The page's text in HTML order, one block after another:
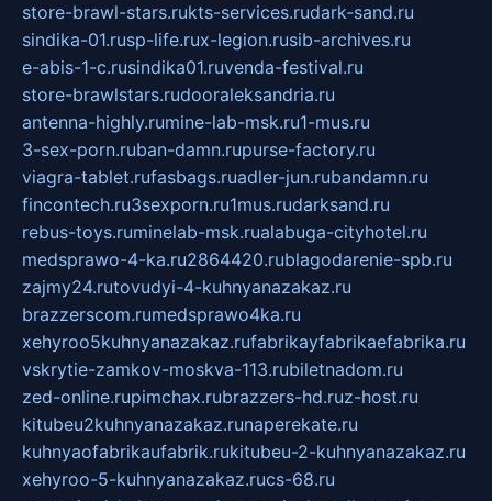
store-brawl-stars.rukts-services.rudark-sand.ru
sindika-01.rusp-life.rux-legion.rusib-archives.ru
e-abis-1-c.rusindika01.ruvenda-festival.ru
store-brawlstars.rudooraleksandria.ru
antenna-highly.rumine-lab-msk.ru1-mus.ru
3-sex-porn.ruban-damn.rupurse-factory.ru
viagra-tablet.rufasbags.ruadler-jun.rubandamn.ru
fincontech.ru3sexporn.ru1mus.rudarksand.ru
rebus-toys.ruminelab-msk.rualabuga-cityhotel.ru
medsprawo-4-ka.ru2864420.rublagodarenie-spb.ru
zajmy24.rutovudyi-4-kuhnyanazakaz.ru
brazzerscom.rumedsprawo4ka.ru
xehyroo5kuhnyanazakaz.rufabrikayfabrikaefabrika.ru
vskrytie-zamkov-moskva-113.rubiletnadom.ru
zed-online.rupimchax.rubrazzers-hd.ruz-host.ru
kitubeu2kuhnyanazakaz.runaperekate.ru
kuhnyaofabrikaufabrik.rukitubeu-2-kuhnyanazakaz.ru
xehyroo-5-kuhnyanazakaz.rucs-68.ru